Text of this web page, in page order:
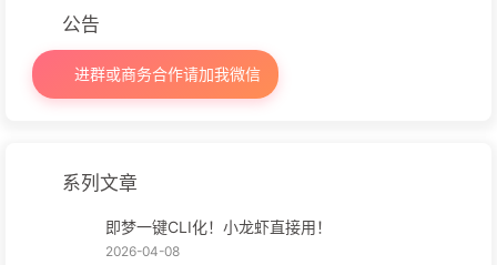
公告
进群或商务合作请加我微信
系列文章
即梦一键CLI化！小龙虾直接用！
2026-04-08